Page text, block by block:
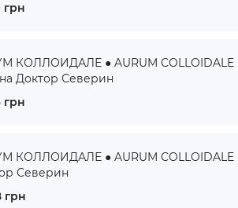
грн
КОЛЛОИДАЛЕ ● AURUM COLLOIDALE
Доктор Северин
грн
КОЛЛОИДАЛЕ ● AURUM COLLOIDALE
Северин
грн